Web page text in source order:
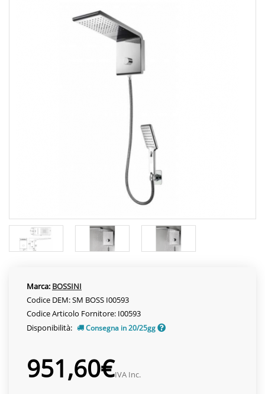
Marca: BOSSINI
Codice DEM: SM BOSS I00593
Codice Articolo Fornitore: I00593
Disponibilità:
Consegna in 20/25gg
951,60€IVA Inc.